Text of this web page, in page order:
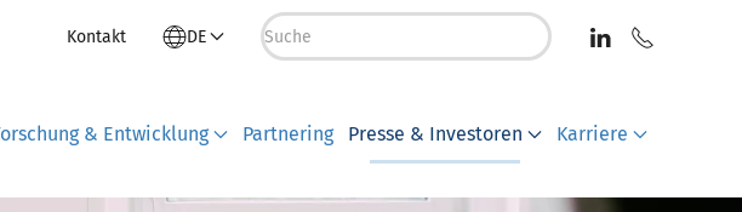
Kontakt DE
& Entwicklung Partnering Presse & Investoren Karriere